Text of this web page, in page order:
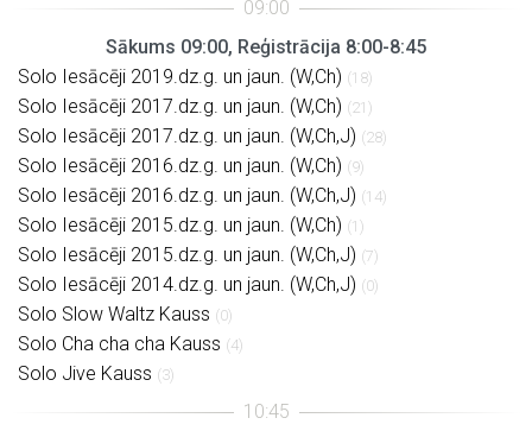
Sākums 09:00, Reģistrācija 8:00-8:45
Solo Iesācēji 2019.dz.g. un jaun. (W,Ch) (18)
Solo Iesācēji 2017.dz.g. un jaun. (W,Ch) (21)
Solo Iesācēji 2017.dz.g. un jaun. (W,Ch,J) (28)
Solo Iesācēji 2016.dz.g. un jaun. (W,Ch) (9)
Solo Iesācēji 2016.dz.g. un jaun. (W,Ch,J) (14)
Solo Iesācēji 2015.dz.g. un jaun. (W,Ch) (1)
Solo Iesācēji 2015.dz.g. un jaun. (W,Ch,J) (7)
Solo Iesācēji 2014.dz.g. un jaun. (W,Ch,J) (0)
Solo Slow Waltz Kauss (0)
Solo Cha cha cha Kauss (4)
Solo Jive Kauss (3)